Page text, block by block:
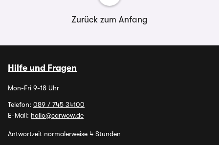
Zurück zum Anfang
Hilfe und Fragen
Mon-Fri 9-18 Uhr
Telefon: 089 / 745 34100
E-Mail: hallo@carwow.de
Antwortzeit normalerweise 4 Stunden